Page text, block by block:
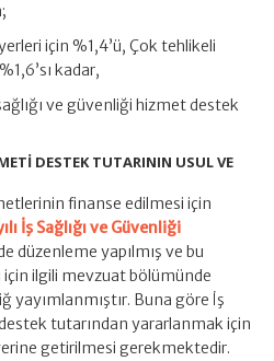
için %1,4’ü, Çok tehlikeli
kadar,
ve güvenliği hizmet destek
DESTEK TUTARININ USUL VE
finanse edilmesi için
İş Sağlığı ve Güvenliği
düzenleme yapılmış ve bu
için ilgili mevzuat bölümünde
Buna göre İş
tutarından yararlanmak için
getirilmesi gerekmektedir.